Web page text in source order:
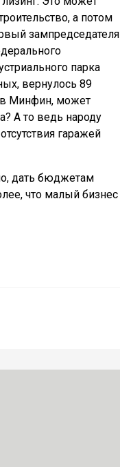
а потом
зампредседателя
парка
вернулось 89
в Минфин, может
А то ведь народу
гаражей
дать бюджетам
что малый бизнес